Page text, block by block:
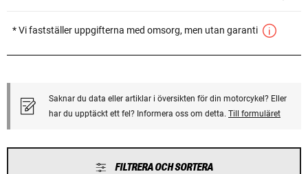
* Vi fastställer uppgifterna med omsorg, men utan garanti
Saknar du data eller artiklar i översikten för din motorcykel? Eller
har du upptäckt ett fel? Informera oss om detta. Till formuläret
FILTRERA OCH SORTERA